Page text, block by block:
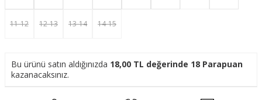
11-12 12-13 13-14 14-15
Bu ürünü satın aldığınızda 18,00 TL değerinde 18 Parapuan
kazanacaksınız.